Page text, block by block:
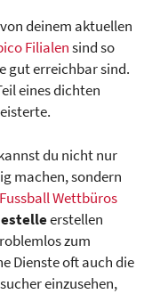
von deinem aktuellen
Filialensind so
gut erreichbar sind.
eines dichten
du nicht nur
machen, sondern
Fussball Wettbüros
erstellen
zum
Dienste oft auch die
einzusehen,